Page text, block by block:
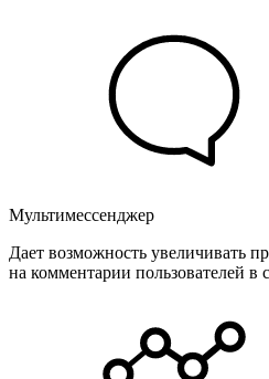
Мультимессенджер
Дает возможность увеличивать
на комментарии пользователей в